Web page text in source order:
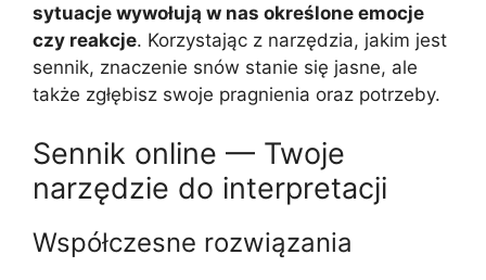
sytuacje wywołują w nas określone emocje
czy reakcje. Korzystając z narzędzia, jakim jest
sennik, znaczenie snów stanie się jasne, ale
także zgłębisz swoje pragnienia oraz potrzeby.
Sennik online — Twoje
narzędzie do interpretacji
Współczesne rozwiązania